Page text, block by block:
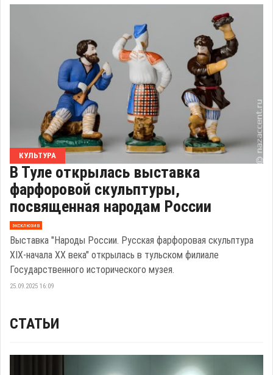
КУЛЬТУРА
В Туле открылась выставка
фарфоровой скульптуры,
посвященная народам России
эксклюзив
Выставка "Народы России. Русская фарфоровая скульптура
XIX-начала XX века" открылась в тульском филиале
Государственного исторического музея.
25.09.2025 16:09
СТАТЬИ